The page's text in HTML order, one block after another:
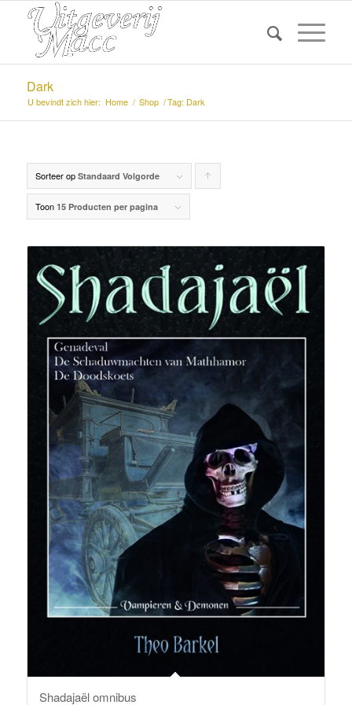
Dark
U bevindt zich hier: Home / Shop /Tag: Dark
Sorteer op Standaard Volgorde
Toon 15 Producten per pagina
Shadajaël omnibus